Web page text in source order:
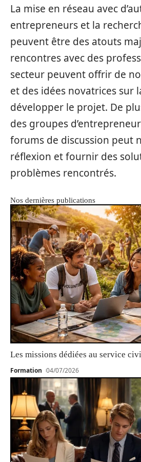
La mise en réseau avec
entrepreneurs et la
peuvent être des atouts
rencontres avec des
secteur peuvent offrir de
et des idées novatrices sur
développer le projet. De
des groupes
forums de discussion peut
réflexion et fournir des
problèmes rencontrés.
Nos dernières publications
Les missions dédiées au service
Formation 04/07/2026